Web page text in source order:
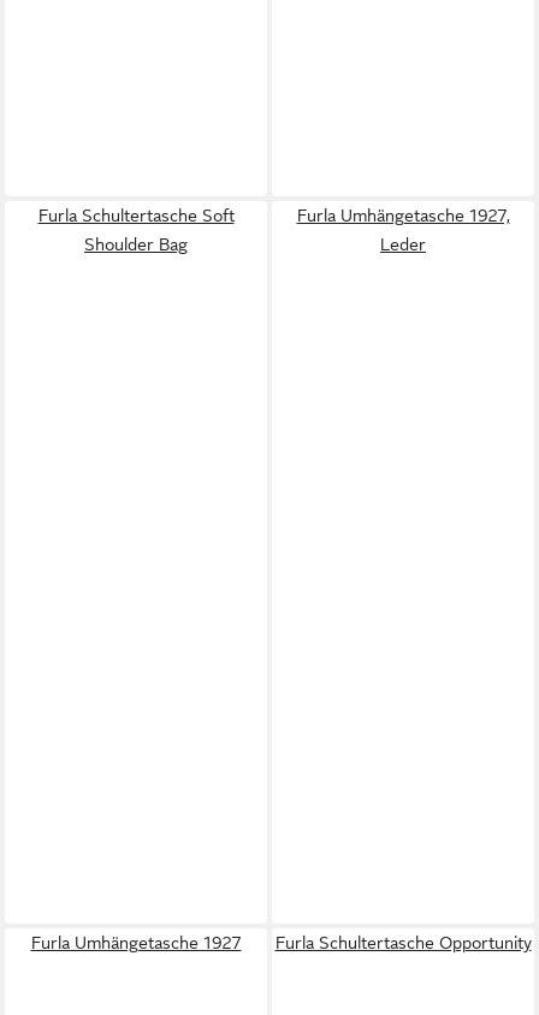
Furla Schultertasche Soft
Shoulder Bag
Furla Umhängetasche 1927,
Leder
Furla Umhängetasche 1927 Furla Schultertasche Opportunity